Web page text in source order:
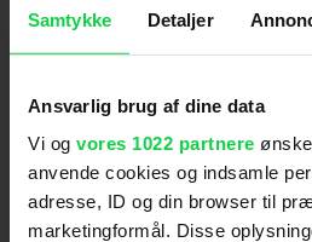
Samtykke Detaljer
Ansvarlig brug af dine data
Vi og vores 1022 partnere
anvende cookies og indsamle
adresse, ID og din browser til
marketingformål. Disse
udføre mere arbejde, mens
Filmen har Ryan Reynolds
titelkarakteren sammen med
slutter sig til Marvel
Wolverine for første gang.